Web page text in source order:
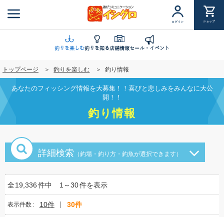
ン
に
移
動
ログイン ショップ
釣りを楽しむ釣りを知る店舗情報セール・イベント
トップページ 釣りを楽しむ 釣り情報
あなたのフィッシング情報を大募集！！喜びと悲しみをみんなに大公
開！！
釣り情報
詳細検索 （釣場・釣り方・釣魚が選択できます）
全19,336件中 1～30件を表示
表示件数 10件 30件